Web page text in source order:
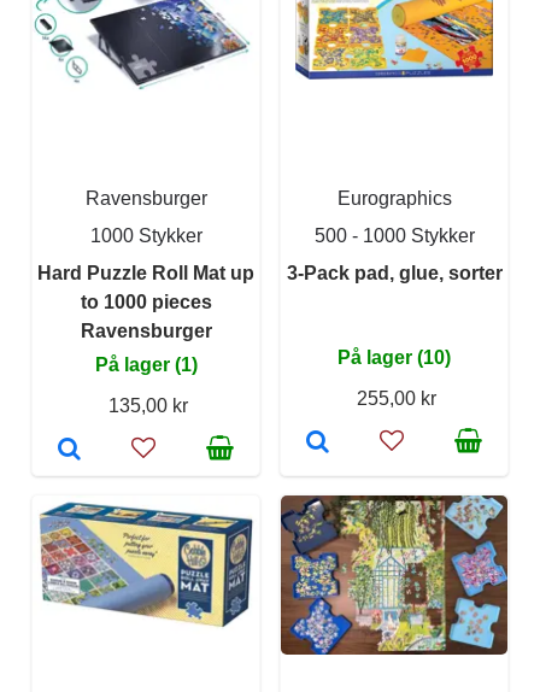
Ravensburger
1000 Stykker
Hard Puzzle Roll Mat up
to 1000 pieces
Ravensburger
På lager (1)
135,00 kr
Eurographics
500 - 1000 Stykker
3-Pack pad, glue, sorter
På lager (10)
255,00 kr